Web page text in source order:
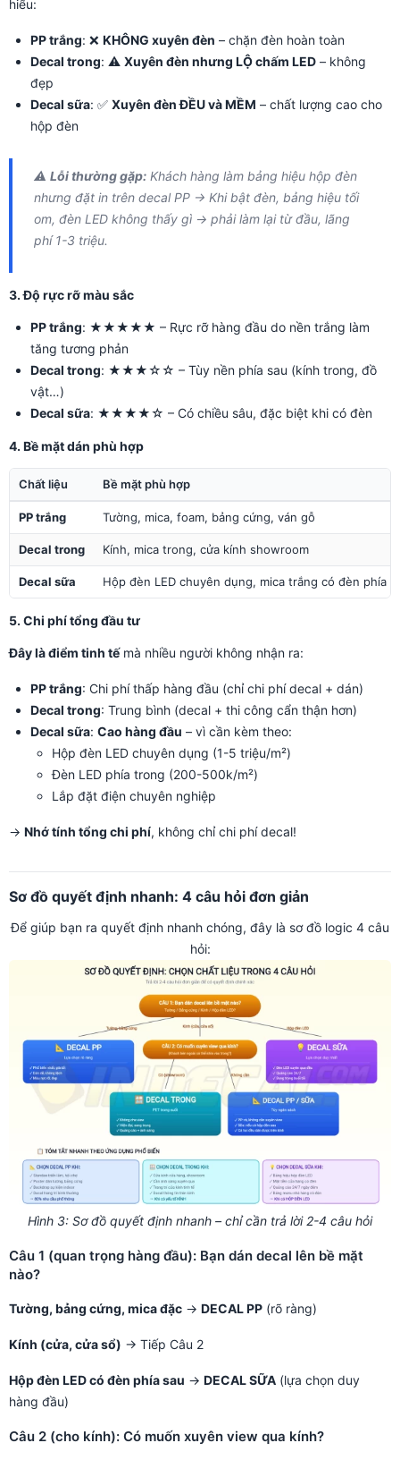
hiểu:
PP trắng: ❌ KHÔNG xuyên đèn – chặn đèn hoàn toàn
Decal trong: ⚠️ Xuyên đèn nhưng LỘ chấm LED – không
đẹp
Decal sữa: ✅ Xuyên đèn ĐỀU và MỀM – chất lượng cao cho
hộp đèn
⚠️ Lỗi thường gặp: Khách hàng làm bảng hiệu hộp đèn
nhưng đặt in trên decal PP → Khi bật đèn, bảng hiệu tối
om, đèn LED không thấy gì → phải làm lại từ đầu, lãng
phí 1-3 triệu.
3. Độ rực rỡ màu sắc
PP trắng: ★★★★★ – Rực rỡ hàng đầu do nền trắng làm
tăng tương phản
Decal trong: ★★★☆☆ – Tùy nền phía sau (kính trong, đồ
vật…)
Decal sữa: ★★★★☆ – Có chiều sâu, đặc biệt khi có đèn
4. Bề mặt dán phù hợp
Chất liệu Bề mặt phù hợp
PP trắng Tường, mica, foam, bảng cứng, ván gỗ
Decal trong Kính, mica trong, cửa kính showroom
Decal sữa Hộp đèn LED chuyên dụng, mica trắng có đèn phía
5. Chi phí tổng đầu tư
Đây là điểm tinh tếmà nhiều người không nhận ra:
PP trắng: Chi phí thấp hàng đầu (chỉ chi phí decal + dán)
Decal trong: Trung bình (decal + thi công cẩn thận hơn)
Decal sữa: Cao hàng đầu – vì cần kèm theo:
Hộp đèn LED chuyên dụng (1-5 triệu/m²)
Đèn LED phía trong (200-500k/m²)
Lắp đặt điện chuyên nghiệp
→ Nhớ tính tổng chi phí, không chỉ chi phí decal!
Sơ đồ quyết định nhanh: 4 câu hỏi đơn giản
Để giúp bạn ra quyết định nhanh chóng, đây là sơ đồ logic 4 câu
hỏi:
Hình 3: Sơ đồ quyết định nhanh – chỉ cần trả lời 2-4 câu hỏi
Câu 1 (quan trọng hàng đầu): Bạn dán decal lên bề mặt
nào?
Tường, bảng cứng, mica đặc → DECAL PP (rõ ràng)
Kính (cửa, cửa sổ) → Tiếp Câu 2
Hộp đèn LED có đèn phía sau → DECAL SỮA (lựa chọn duy
hàng đầu)
Câu 2 (cho kính): Có muốn xuyên view qua kính?